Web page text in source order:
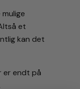
et
kan det
er endt på